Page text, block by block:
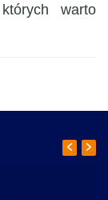
warto